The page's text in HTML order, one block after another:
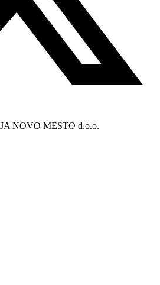
NOVO MESTO d.o.o.